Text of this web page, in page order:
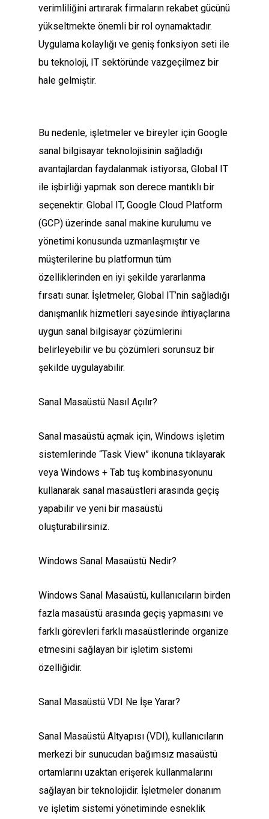
verimliliğini artırarak firmaların rekabet gücünü
yükseltmekte önemli bir rol oynamaktadır.
Uygulama kolaylığı ve geniş fonksiyon seti ile
bu teknoloji, IT sektöründe vazgeçilmez bir
hale gelmiştir.
Bu nedenle, işletmeler ve bireyler için Google
sanal bilgisayar teknolojisinin sağladığı
avantajlardan faydalanmak istiyorsa, Global IT
ile işbirliği yapmak son derece mantıklı bir
seçenektir. Global IT, Google Cloud Platform
(GCP) üzerinde sanal makine kurulumu ve
yönetimi konusunda uzmanlaşmıştır ve
müşterilerine bu platformun tüm
özelliklerinden en iyi şekilde yararlanma
fırsatı sunar. İşletmeler, Global IT’nin sağladığı
danışmanlık hizmetleri sayesinde ihtiyaçlarına
uygun sanal bilgisayar çözümlerini
belirleyebilir ve bu çözümleri sorunsuz bir
şekilde uygulayabilir.
Sanal Masaüstü Nasıl Açılır?
Sanal masaüstü açmak için, Windows işletim
sistemlerinde “Task View” ikonuna tıklayarak
veya Windows + Tab tuş kombinasyonunu
kullanarak sanal masaüstleri arasında geçiş
yapabilir ve yeni bir masaüstü
oluşturabilirsiniz.
Windows Sanal Masaüstü Nedir?
Windows Sanal Masaüstü, kullanıcıların birden
fazla masaüstü arasında geçiş yapmasını ve
farklı görevleri farklı masaüstlerinde organize
etmesini sağlayan bir işletim sistemi
özelliğidir.
Sanal Masaüstü VDI Ne İşe Yarar?
Sanal Masaüstü Altyapısı (VDI), kullanıcıların
merkezi bir sunucudan bağımsız masaüstü
ortamlarını uzaktan erişerek kullanmalarını
sağlayan bir teknolojidir. İşletmeler donanım
ve işletim sistemi yönetiminde esneklik